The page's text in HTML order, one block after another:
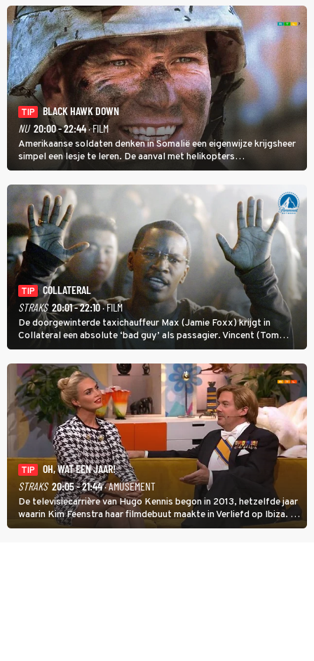
TIP
BLACK HAWK DOWN
NU 20:00 - 22:44· FILM
Amerikaanse soldaten denken in Somalië een eigenwijze krijgsheer
simpel een lesje te leren. De aanval met helikopters
verloopt in Black Hawk down dramatisch.
TIP
COLLATERAL
STRAKS 20:01 - 22:10· FILM
De doorgewinterde taxichauffeur Max (Jamie Foxx) krijgt in
Collateral een absolute ‘bad guy’ als passagier. Vincent (Tom
Cruise) heeft hem nodig om hem de stad door te loodsen om een
wel heel lugubere reden.
TIP
OH, WAT EEN JAAR!
STRAKS 20:05 - 21:44· AMUSEMENT
De televisiecarrière van Hugo Kennis begon in 2013, hetzelfde jaar
waarin Kim Feenstra haar filmdebuut maakte in Verliefd op Ibiza. In
Oh, Wat een Jaar! wordt duidelijk wat ze nog meer weten van het